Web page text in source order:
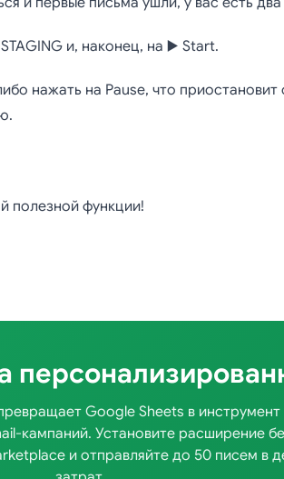
и, наконец, на ▶️ Start.
нажать на Pause, что приостановит
полезной функции!
Google Sheets в инструмент
кампаний. Установите расширение
и отправляйте до 50 писем в